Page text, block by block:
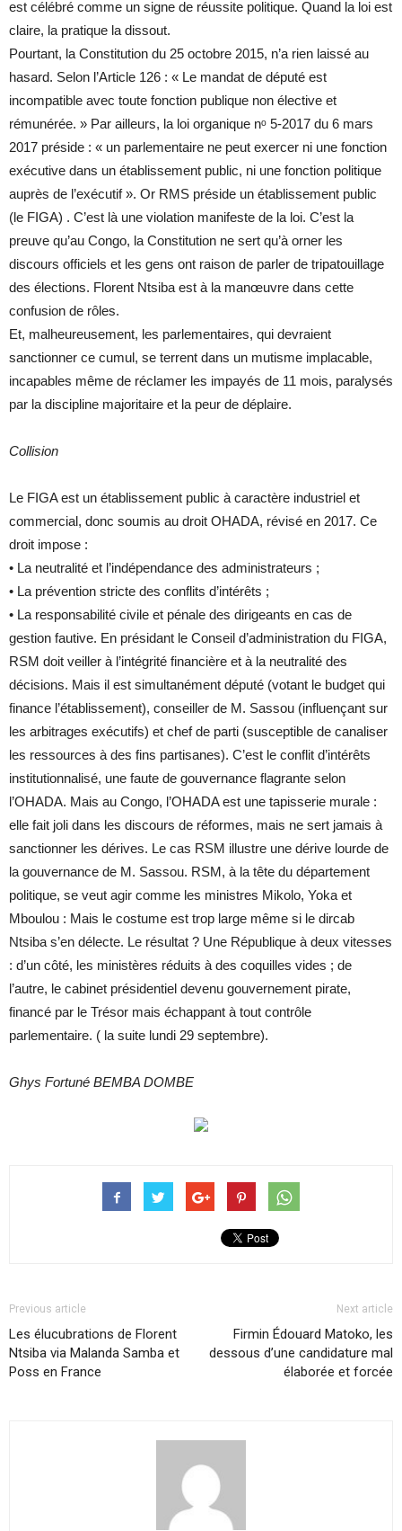
est célébré comme un signe de réussite politique. Quand la loi est
claire, la pratique la dissout.
Pourtant, la Constitution du 25 octobre 2015, n’a rien laissé au
hasard. Selon l’Article 126 : « Le mandat de député est
incompatible avec toute fonction publique non élective et
rémunérée. » Par ailleurs, la loi organique nᵒ 5-2017 du 6 mars
2017 préside : « un parlementaire ne peut exercer ni une fonction
exécutive dans un établissement public, ni une fonction politique
auprès de l’exécutif ». Or RMS préside un établissement public
(le FIGA) . C’est là une violation manifeste de la loi. C’est la
preuve qu’au Congo, la Constitution ne sert qu’à orner les
discours officiels et les gens ont raison de parler de tripatouillage
des élections. Florent Ntsiba est à la manœuvre dans cette
confusion de rôles.
Et, malheureusement, les parlementaires, qui devraient
sanctionner ce cumul, se terrent dans un mutisme implacable,
incapables même de réclamer les impayés de 11 mois, paralysés
par la discipline majoritaire et la peur de déplaire.
Collision
Le FIGA est un établissement public à caractère industriel et
commercial, donc soumis au droit OHADA, révisé en 2017. Ce
droit impose :
• La neutralité et l’indépendance des administrateurs ;
• La prévention stricte des conflits d’intérêts ;
• La responsabilité civile et pénale des dirigeants en cas de
gestion fautive. En présidant le Conseil d’administration du FIGA,
RSM doit veiller à l’intégrité financière et à la neutralité des
décisions. Mais il est simultanément député (votant le budget qui
finance l’établissement), conseiller de M. Sassou (influençant sur
les arbitrages exécutifs) et chef de parti (susceptible de canaliser
les ressources à des fins partisanes). C’est le conflit d’intérêts
institutionnalisé, une faute de gouvernance flagrante selon
l’OHADA. Mais au Congo, l’OHADA est une tapisserie murale :
elle fait joli dans les discours de réformes, mais ne sert jamais à
sanctionner les dérives. Le cas RSM illustre une dérive lourde de
la gouvernance de M. Sassou. RSM, à la tête du département
politique, se veut agir comme les ministres Mikolo, Yoka et
Mboulou : Mais le costume est trop large même si le dircab
Ntsiba s’en délecte. Le résultat ? Une République à deux vitesses
: d’un côté, les ministères réduits à des coquilles vides ; de
l’autre, le cabinet présidentiel devenu gouvernement pirate,
financé par le Trésor mais échappant à tout contrôle
parlementaire. ( la suite lundi 29 septembre).
Ghys Fortuné BEMBA DOMBE
Previous article
Les élucubrations de Florent
Ntsiba via Malanda Samba et
Poss en France
Next article
Firmin Édouard Matoko, les
dessous d’une candidature mal
élaborée et forcée